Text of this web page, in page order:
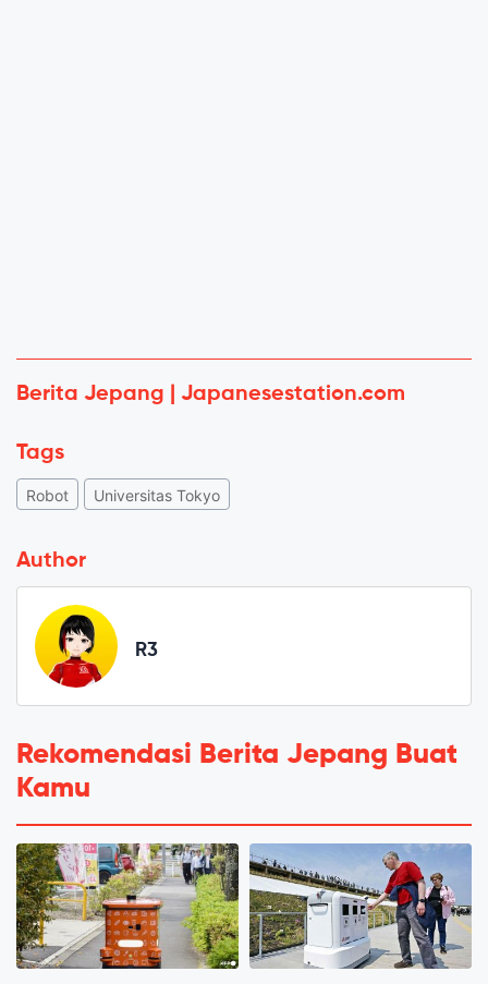
Berita Jepang | Japanesestation.com
Tags
Robot Universitas Tokyo
Author
R3
Rekomendasi Berita Jepang Buat
Kamu